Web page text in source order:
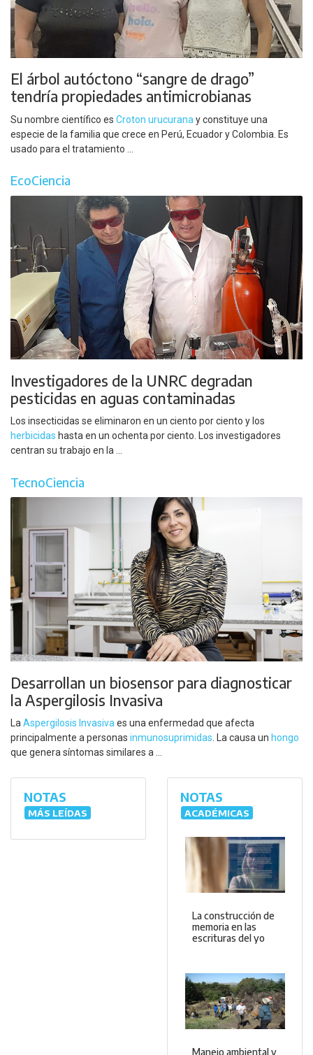
El árbol autóctono “sangre de drago”
tendría propiedades antimicrobianas
Su nombre científico es Croton urucurana y constituye una
especie de la familia que crece en Perú, Ecuador y Colombia. Es
usado para el tratamiento ...
EcoCiencia
Investigadores de la UNRC degradan
pesticidas en aguas contaminadas
Los insecticidas se eliminaron en un ciento por ciento y los
herbicidas hasta en un ochenta por ciento. Los investigadores
centran su trabajo en la ...
TecnoCiencia
Desarrollan un biosensor para diagnosticar
la Aspergilosis Invasiva
LaAspergilosis Invasivaes una enfermedad que afecta
principalmente a personas inmunosuprimidas. La causa un hongo
que genera síntomas similares a ...
NOTAS
MÁS LEÍDAS
NOTAS
ACADÉMICAS
La construcción de
memoria en las
escrituras del yo
Manejo ambiental y